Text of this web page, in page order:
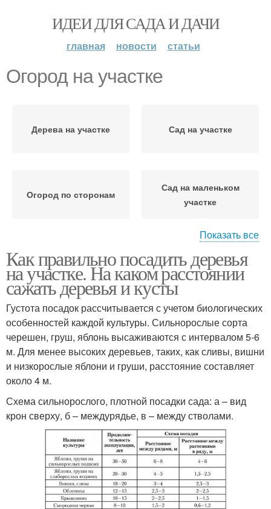
ИДЕИ ДЛЯ САДА И ДАЧИ
главная новости статьи
Огород на участке
Дерева на участке Сад на участке
Огород по сторонам
Сад на маленьком
участке
участке
участке
Почва на участке Земельный участок
Дерева на личном
участке
Место для огорода Огород на участка
Показать все
Как правильно посадить деревья
на участке. На каком расстоянии
сажать деревья и кусты
Густота посадок рассчитывается с учетом биологических
особенностей каждой культуры. Сильнорослые сорта
черешен, груш, яблонь высаживаются с интервалом 5-6
м. Для менее высоких деревьев, таких, как сливы, вишни
и низкорослые яблони и груши, расстояние составляет
около 4 м.
Схема сильнорослого, плотной посадки сада: а – вид
крон сверху, б – междурядье, в – между стволами.